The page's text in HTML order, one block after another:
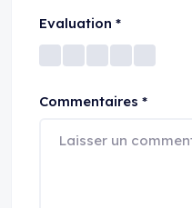
Evaluation *
Commentaires *